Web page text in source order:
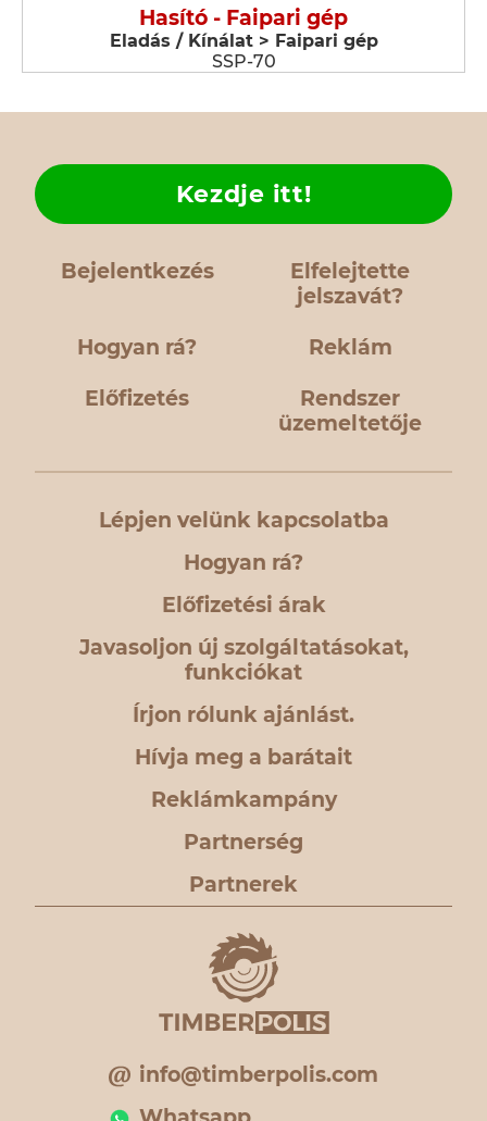
Hasító - Faipari gép
Eladás / Kínálat > Faipari gép
SSP-70
Bejelentkezés
Elfelejtette
jelszavát?
Hogyan rá?
Kezdje itt!
Reklám
Előfizetés
Rendszer
üzemeltetője
Lépjen velünk kapcsolatba
Hogyan rá?
Előfizetési árak
Javasoljon új szolgáltatásokat,
funkciókat
Írjon rólunk ajánlást.
Hívja meg a barátait
Reklámkampány
Partnerség
Partnerek
info@timberpolis.com